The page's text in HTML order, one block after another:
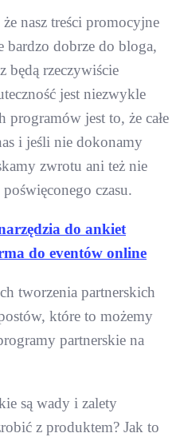
nasz treści promocyjne
bardzo dobrze do bloga,
będą rzeczywiście
jest niezwykle
programów jest to, że całe
i jeśli nie dokonamy
zwrotu ani też nie
czasu.
do ankiet
do eventów online
tworzenia partnerskich
które to możemy
partnerskie na
są wady i zalety
z produktem? Jak to